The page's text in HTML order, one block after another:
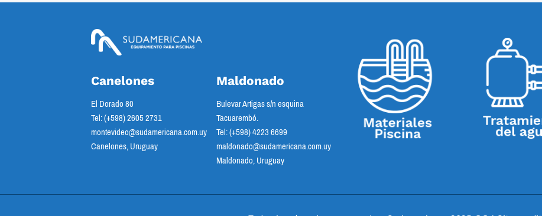
Canelones
El Dorado 80
Tel: (+598) 2605 2731
montevideo@sudamericana.com.uy
Canelones, Uruguay
Maldonado
Bulevar Artigas s/n esquina
Tacuarembó.
Tel: (+598) 4223 6699
maldonado@sudamericana.com.uy
Maldonado, Uruguay